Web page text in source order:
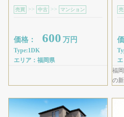
売買 >> 中古 >> マンション
価格： 600 万円
Type:1DK
エリア：福岡県
福
の